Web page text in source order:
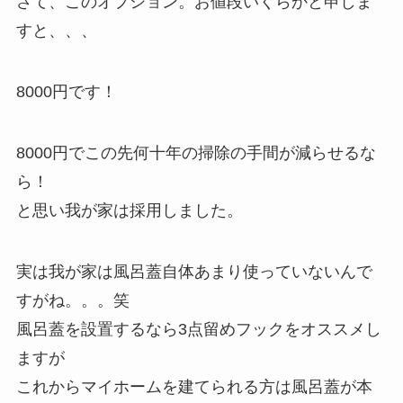
すと、、、
8000円です！
8000円でこの先何十年の掃除の手間が減らせるな
ら！
と思い我が家は採用しました。
実は我が家は風呂蓋自体あまり使っていないんで
すがね。。。笑
風呂蓋を設置するなら3点留めフックをオススメし
ますが
これからマイホームを建てられる方は風呂蓋が本